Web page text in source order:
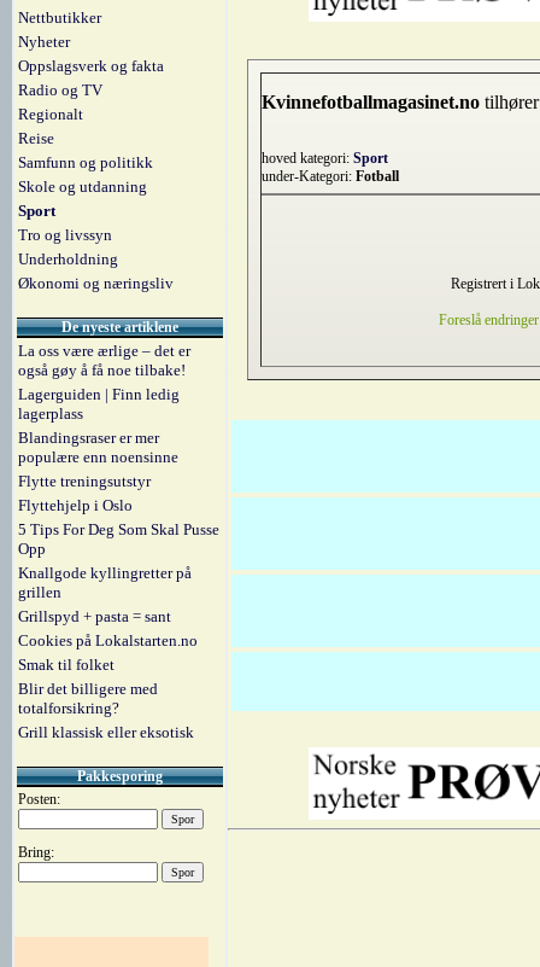
Nettbutikker
Nyheter
Oppslagsverk og fakta
Radio og TV
Regionalt
Reise
Samfunn og politikk
Skole og utdanning
Sport
Tro og livssyn
Underholdning
Økonomi og næringsliv
De nyeste artiklene
La oss være ærlige – det er
også gøy å få noe tilbake!
Lagerguiden | Finn ledig
lagerplass
Blandingsraser er mer
populære enn noensinne
Flytte treningsutstyr
Flyttehjelp i Oslo
5 Tips For Deg Som Skal Pusse
Opp
Knallgode kyllingretter på
grillen
Grillspyd + pasta = sant
Cookies på Lokalstarten.no
Smak til folket
Blir det billigere med
totalforsikring?
Grill klassisk eller eksotisk
Pakkesporing
Posten:
Bring:
Kvinnefotballmagasinet.notilhører
hoved kategori: Sport
under-Kategori: Fotball
Registrert i
Foreslå